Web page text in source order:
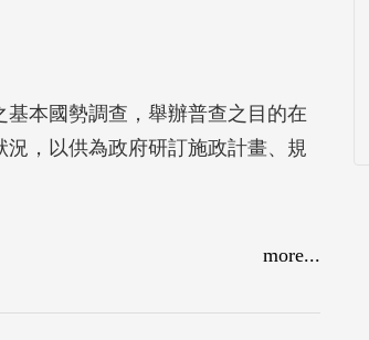
本國勢調查，舉辦普查之目的在
，以供為政府研訂施政計畫、規
more...